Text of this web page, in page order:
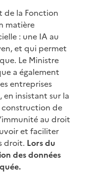
de la Fonction
matière
: une IA au
et qui permet
Le Ministre
a également
entreprises
en insistant sur la
construction de
au droit
et faciliter
droit. Lors du
des données